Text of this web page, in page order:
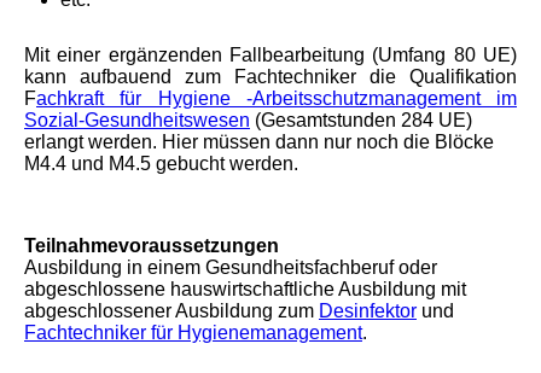
Mit einer ergänzenden Fallbearbeitung (Umfang 80 UE)
kann aufbauend zum Fachtechniker die Qualifikation
Fachkraft für Hygiene -Arbeitsschutzmanagement im
Sozial-Gesundheitswesen (Gesamtstunden 284 UE)
erlangt werden. Hier müssen dann nur noch die Blöcke
M4.4 und M4.5 gebucht werden.
Teilnahmevoraussetzungen
Ausbildung in einem Gesundheitsfachberuf oder
abgeschlossene hauswirtschaftliche Ausbildung mit
abgeschlossener Ausbildung zum Desinfektor und
Fachtechniker für Hygienemanagement.